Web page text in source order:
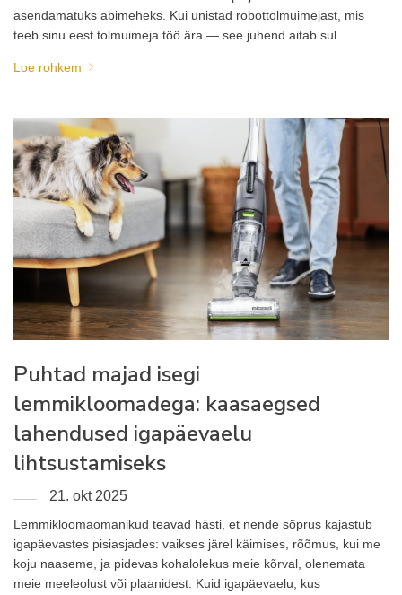
asendamatuks abimeheks. Kui unistad robottolmuimejast, mis
teeb sinu eest tolmuimeja töö ära — see juhend aitab sul …
Loe rohkem
Puhtad majad isegi
lemmikloomadega: kaasaegsed
lahendused igapäevaelu
lihtsustamiseks
21. okt 2025
Lemmikloomaomanikud teavad hästi, et nende sõprus kajastub
igapäevastes pisiasjades: vaikses järel käimises, rõõmus, kui me
koju naaseme, ja pidevas kohalolekus meie kõrval, olenemata
meie meeleolust või plaanidest. Kuid igapäevaelu, kus